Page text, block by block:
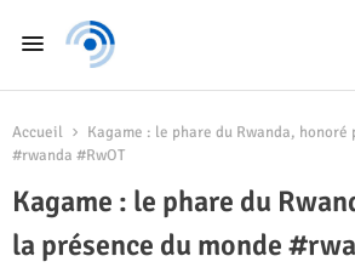
Accueil
Kagame : le phare du Rwanda, honoré
#rwanda #RwOT
Kagame : le phare du
la présence du monde